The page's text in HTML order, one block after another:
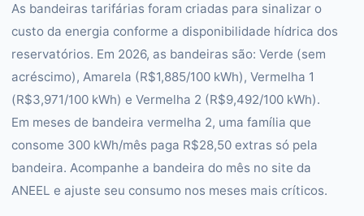
As bandeiras tarifárias foram criadas para sinalizar o
custo da energia conforme a disponibilidade hídrica dos
reservatórios. Em 2026, as bandeiras são: Verde (sem
acréscimo), Amarela (R$1,885/100 kWh), Vermelha 1
(R$3,971/100 kWh) e Vermelha 2 (R$9,492/100 kWh).
Em meses de bandeira vermelha 2, uma família que
consome 300 kWh/mês paga R$28,50 extras só pela
bandeira. Acompanhe a bandeira do mês no site da
ANEEL e ajuste seu consumo nos meses mais críticos.